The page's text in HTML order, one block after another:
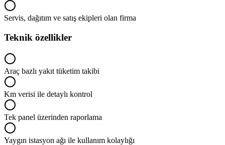
Servis, dağıtım ve satış ekipleri olan firma
Teknik özellikler
Araç bazlı yakıt tüketim takibi
Km verisi ile detaylı kontrol
Tek panel üzerinden raporlama
Yaygın istasyon ağı ile kullanım kolaylığı